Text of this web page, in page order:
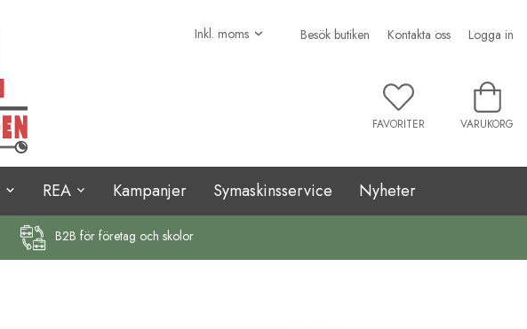
Besök butiken Kontakta oss Logga in
FAVORITER VARUKORG
REA Kampanjer Symaskinsservice Nyheter
B2B för företag och skolor